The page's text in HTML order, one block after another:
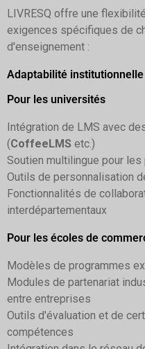
LIVRESQ offre une
exigences spécifiques de
d'enseignement :
Adaptabilité institutionnelle
Pour les universités
Intégration de LMS avec
(CoffeeLMS etc.)
Soutien multilingue pour
Outils de personnalisation
Fonctionnalités de
interdépartementaux
Pour les écoles de
Modèles de programmes
Modules de partenariat
entre entreprises
Outils d'évaluation et de
compétences